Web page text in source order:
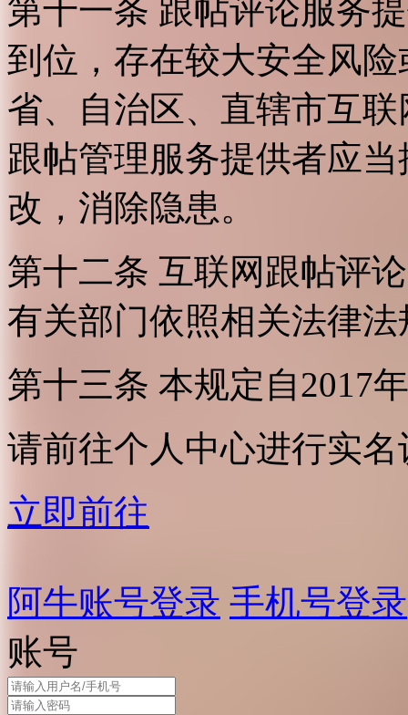
第十一条 跟帖评论服务
到位，存在较大安全风
省、自治区、直辖市互
跟帖管理服务提供者应
改，消除隐患。
第十二条 互联网跟帖评
有关部门依照相关法律
第十三条 本规定自2017
请前往个人中心进行实名
立即前往
阿牛账号登录 手机号登录
账号